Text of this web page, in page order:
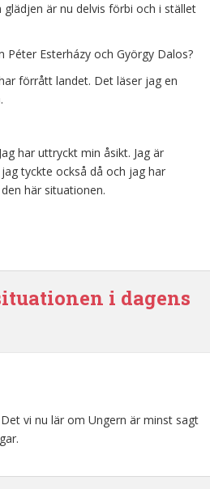
är nu delvis förbi och i stället
Péter Esterházy och György Dalos?
förrått landet. Det läser jag en
har uttryckt min åsikt. Jag är
tyckte också då och jag har
här situationen.
i dagens
vi nu lär om Ungern är minst sagt